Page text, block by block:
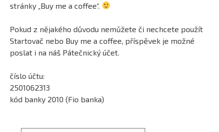
stránky „Buy me a coffee“.
Pokud z nějakého důvodu nemůžete či nechcete použít
Startovač nebo Buy me a coffee, příspěvek je možné
poslat i na náš Pátečnický účet.
číslo účtu:
2501062313
kód banky 2010 (Fio banka)